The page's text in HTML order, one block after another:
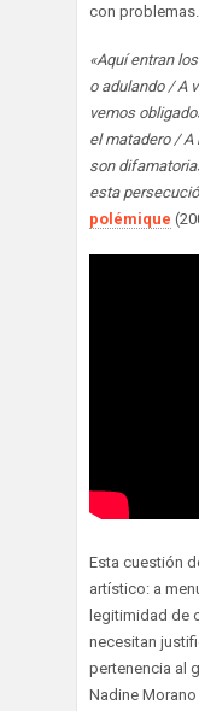
con problemas.
«Aquí entran
o adulando / A
vemos
el matadero /
son
esta
polémique
Esta cuestión
artístico: a
legitimidad de
necesitan
pertenencia al
Nadine